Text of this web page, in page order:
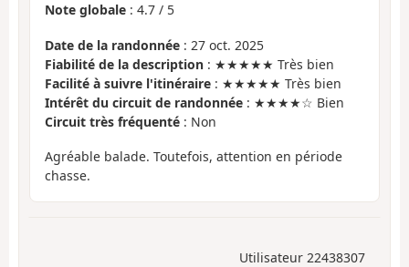
Note globale : 4.7 / 5
Date de la randonnée : 27 oct. 2025
Fiabilité de la description : ★★★★★ Très bien
Facilité à suivre l'itinéraire : ★★★★★ Très bien
Intérêt du circuit de randonnée : ★★★★☆ Bien
Circuit très fréquenté : Non
Agréable balade. Toutefois, attention en période
chasse.
Utilisateur 22438307